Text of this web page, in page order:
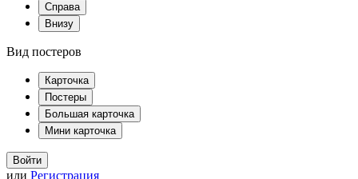
Справа
Внизу
Вид постеров
Карточка
Постеры
Большая карточка
Мини карточка
Войти
или Регистрация